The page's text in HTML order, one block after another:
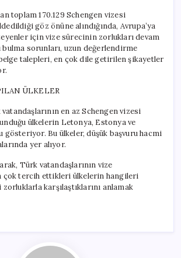
toplam 170.129 Schengen vizesi
göz önüne alındığında, Avrupa’ya
için vize sürecinin zorlukları devam
bulma sorunları, uzun değerlendirme
talepleri, en çok dile getirilen şikayetler
ÜLKELER
en az Schengen vizesi
ülkelerin Letonya, Estonya ve
gösteriyor. Bu ülkeler, düşük başvuru hacmi
yer alıyor.
Türk vatandaşlarının vize
çok tercih ettikleri ülkelerin hangileri
karşılaştıklarını anlamak